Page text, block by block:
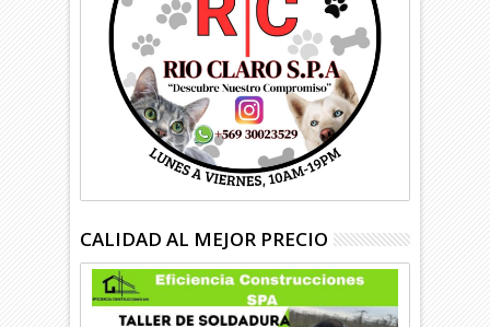
CALIDAD AL MEJOR PRECIO